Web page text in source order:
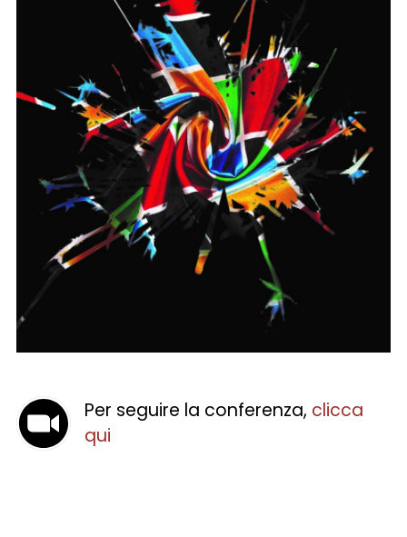
Per seguire la conferenza, clicca
qui